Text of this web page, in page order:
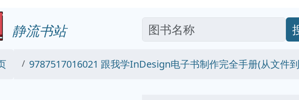
静流书站
9787517016021 跟我学InDesign电子书制作完全手册(从文件